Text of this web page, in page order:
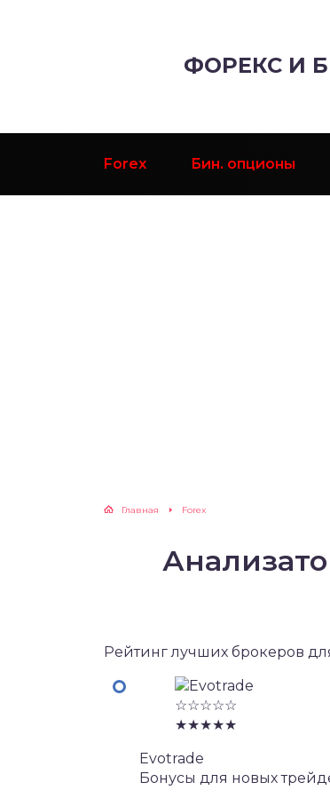
ФОРЕКС И
Forex Бин. опционы
Главная Forex
Рейтинг лучших брокеров
☆☆☆☆☆
★★★★★
Evotrade
Бонусы для новых